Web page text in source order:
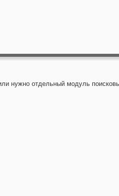
нужно отдельный модуль